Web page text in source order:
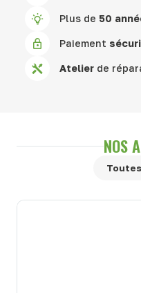
Plus de 50
Paiement
Atelier de
NOS